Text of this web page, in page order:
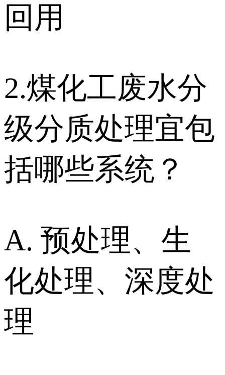
回用
2.煤化工废水分
级分质处理宜包
括哪些系统？
A. 预处理、生
化处理、深度处
理